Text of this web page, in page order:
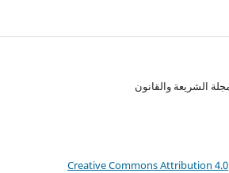
Creative Commons Attribution 4.0